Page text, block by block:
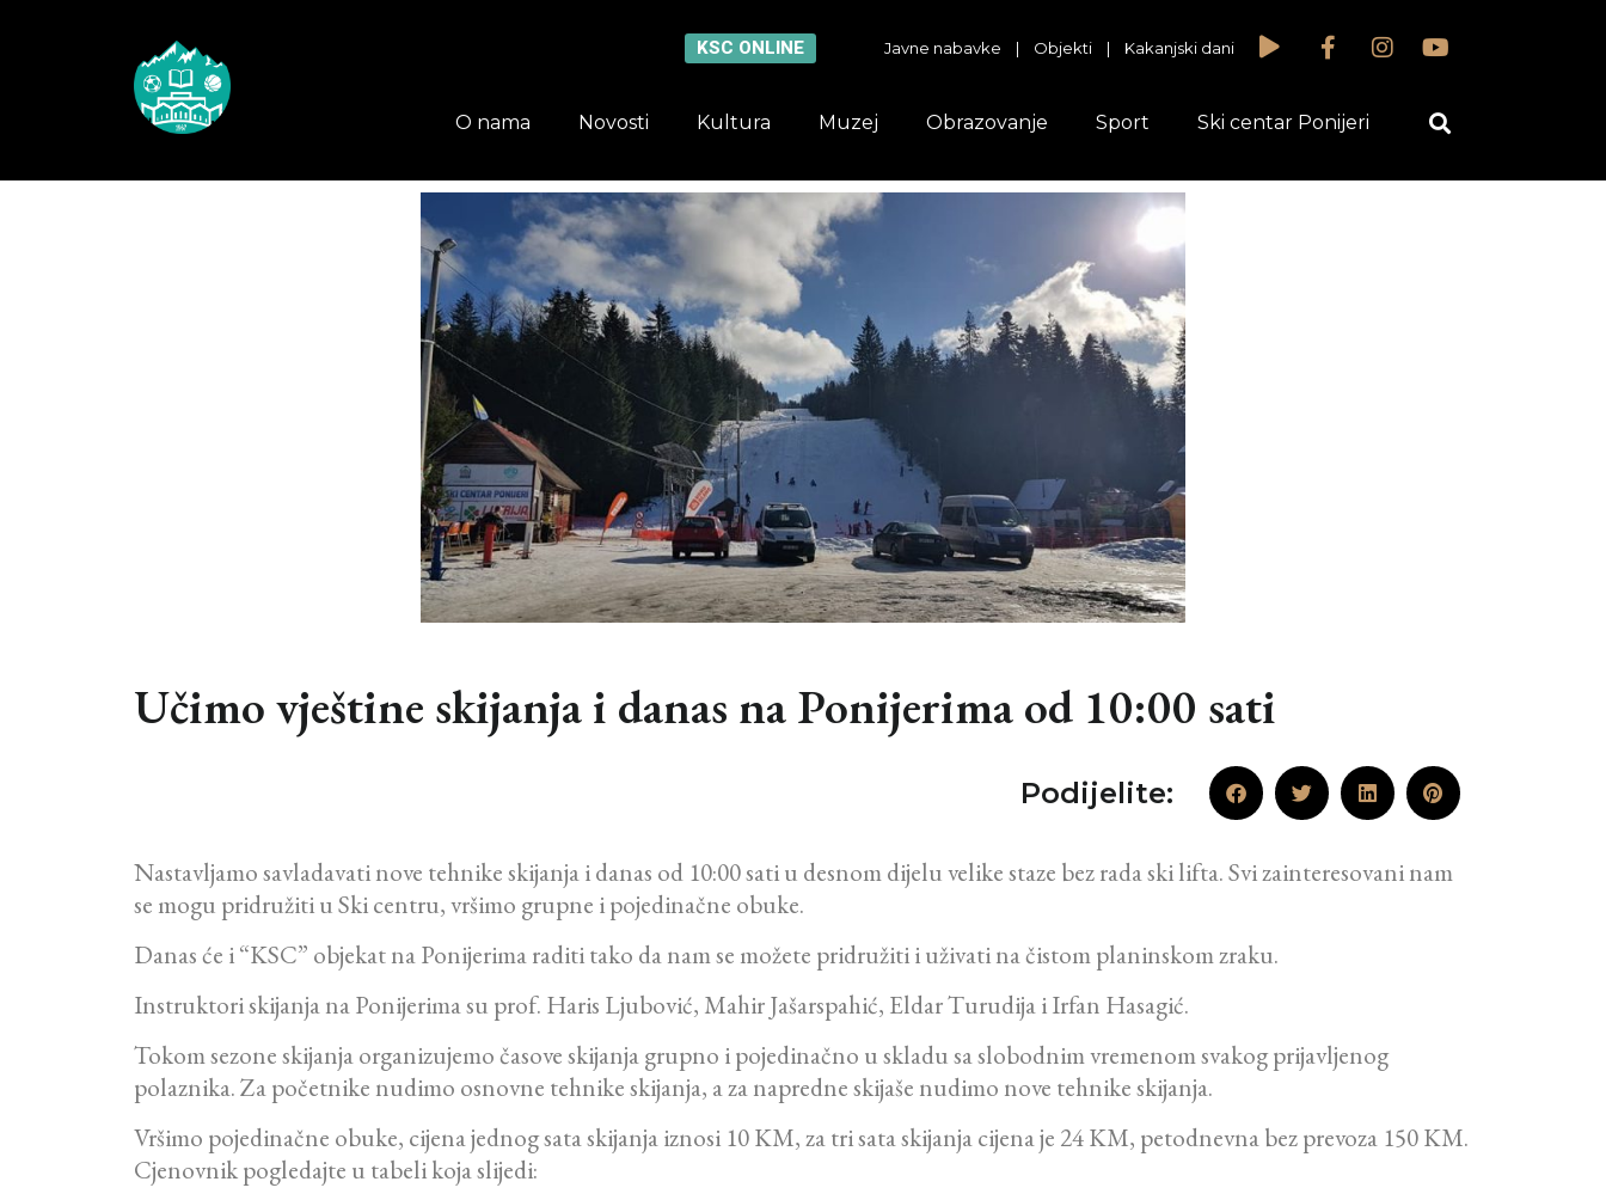
KSC ONLINE Javne nabavke | Objekti | Kakanjski dani
O nama Novosti Kultura Muzej Obrazovanje Sport Ski centar Ponijeri
Učimo vještine skijanja i danas na Ponijerima od 10:00 sati
Podijelite:
Nastavljamo savladavati nove tehnike skijanja i danas od 10:00 sati u desnom dijelu velike staze bez rada ski lifta. Svi zainteresovani nam
se mogu pridružiti u Ski centru, vršimo grupne i pojedinačne obuke.
Danas će i “KSC” objekat na Ponijerima raditi tako da nam se možete pridružiti i uživati na čistom planinskom zraku.
Instruktori skijanja na Ponijerima su prof. Haris Ljubović, Mahir Jašarspahić, Eldar Turudija i Irfan Hasagić.
Tokom sezone skijanja organizujemo časove skijanja grupno i pojedinačno u skladu sa slobodnim vremenom svakog prijavljenog
polaznika. Za početnike nudimo osnovne tehnike skijanja, a za napredne skijaše nudimo nove tehnike skijanja.
Vršimo pojedinačne obuke, cijena jednog sata skijanja iznosi 10 KM, za tri sata skijanja cijena je 24 KM, petodnevna bez prevoza 150 KM.
Cjenovnik pogledajte u tabeli koja slijedi: